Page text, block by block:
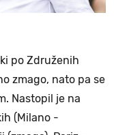
po Združenih
zmago, nato pa se
Nastopil je na
(Milano -